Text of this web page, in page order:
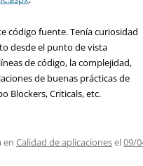
código fuente. Tenía curiosidad
desde el punto de vista
de código, la complejidad,
de buenas prácticas de
Blockers, Criticals, etc.
en Calidad de aplicacionesel09/